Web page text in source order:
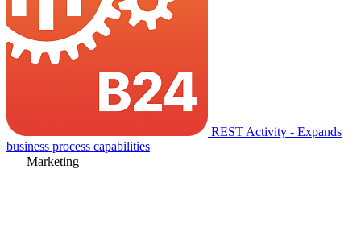
REST Activity - Expands
business process capabilities
Marketing